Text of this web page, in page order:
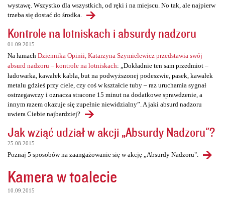
wystawę. Wszystko dla wszystkich, od ręki i na miejscu. No tak, ale najpierw
trzeba się dostać do środka.
Kontrole na lotniskach i absurdy nadzoru
01.09.2015
Na łamach Dziennika Opinii, Katarzyna Szymielewicz przedstawia swój
absurd nadzoru – kontrole na lotniskach: „Dokładnie ten sam przedmiot –
ładowarka, kawałek kabla, but na podwyższonej podeszwie, pasek, kawałek
metalu gdzieś przy ciele, czy coś w kształcie tuby – raz uruchamia sygnał
ostrzegawczy i oznacza stracone 15 minut na dodatkowe sprawdzenie, a
innym razem okazuje się zupełnie niewidzialny”. A jaki absurd nadzoru
uwiera Ciebie najbardziej?
Jak wziąć udział w akcji „Absurdy Nadzoru"?
25.08.2015
Poznaj 5 sposobów na zaangażowanie się w akcję „Absurdy Nadzoru".
Kamera w toalecie
10.09.2015